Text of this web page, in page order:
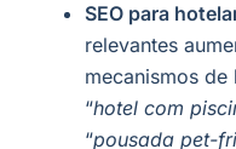
SEO para
relevantes
mecanismos
“hotel com
“pousada pet-